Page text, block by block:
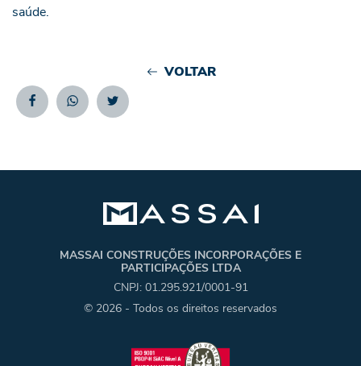
saúde.
VOLTAR
FacebookWhatsappTwitter
MASSAI CONSTRUÇÕES INCORPORAÇÕES E
PARTICIPAÇÕES LTDA
CNPJ: 01.295.921/0001-91
© 2026 - Todos os direitos reservados